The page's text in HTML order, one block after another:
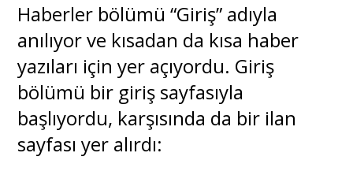
Haberler bölümü “Giriş” adıyla
anılıyor ve kısadan da kısa haber
yazıları için yer açıyordu. Giriş
bölümü bir giriş sayfasıyla
başlıyordu, karşısında da bir ilan
sayfası yer alırdı: